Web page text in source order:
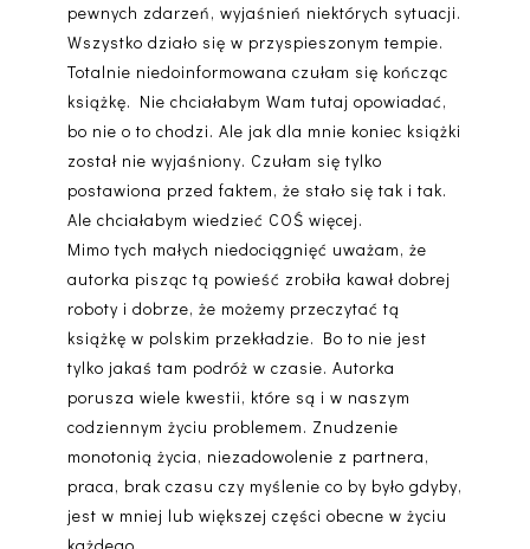
pewnych zdarzeń, wyjaśnień niektórych sytuacji.
Wszystko działo się w przyspieszonym tempie.
Totalnie niedoinformowana czułam się kończąc
książkę. Nie chciałabym Wam tutaj opowiadać,
bo nie o to chodzi. Ale jak dla mnie koniec książki
został nie wyjaśniony. Czułam się tylko
postawiona przed faktem, że stało się tak i tak.
Ale chciałabym wiedzieć COŚ więcej.
Mimo tych małych niedociągnięć uważam, że
autorka pisząc tą powieść zrobiła kawał dobrej
roboty i dobrze, że możemy przeczytać tą
książkę w polskim przekładzie. Bo to nie jest
tylko jakaś tam podróż w czasie. Autorka
porusza wiele kwestii, które są i w naszym
codziennym życiu problemem. Znudzenie
monotonią życia, niezadowolenie z partnera,
praca, brak czasu czy myślenie co by było gdyby,
jest w mniej lub większej części obecne w życiu